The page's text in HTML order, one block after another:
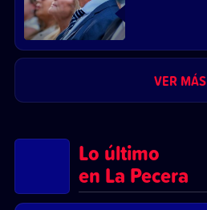
VER MÁS
Lo último
en La Pecera